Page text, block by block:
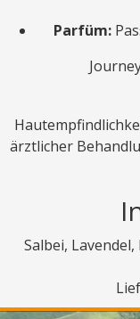
Parfüm:
ärztlicher
Salbei,